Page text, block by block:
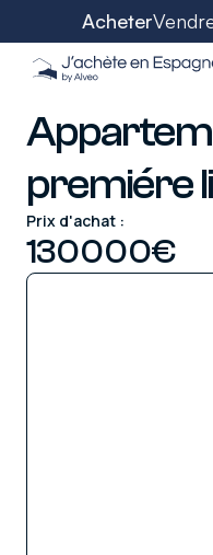
Acheter
premiére
Prix d'achat :
130000€